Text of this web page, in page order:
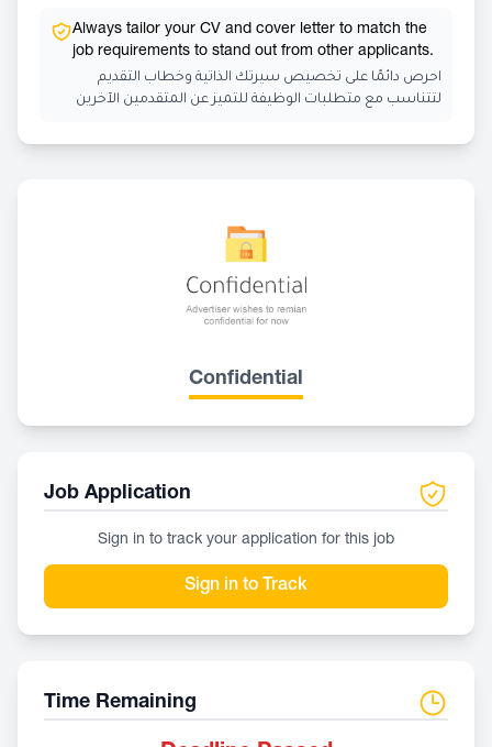
Always tailor your CV and cover letter to match the
job requirements to stand out from other applicants.
احرص دائمًا على تخصيص سيرتك الذاتية وخطاب التقديم
لتتناسب مع متطلبات الوظيفة للتميز عن المتقدمين الآخرين
Confidential
Job Application
Sign in to track your application for this job
Sign in to Track
Time Remaining